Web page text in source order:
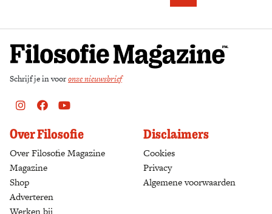
Schrijf je in vooronze nieuwsbrief
Instagram
FacebookYoutube
Over Filosofie
Over Filosofie Magazine
Magazine
Shop
Adverteren
Werken bij
Disclaimers
Cookies
Privacy
Algemene voorwaarden